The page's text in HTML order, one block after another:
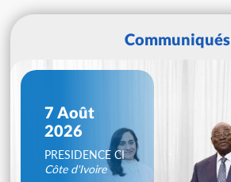
Communiqués
7 Août
2026
PRESIDENCE CI
Côte d'Ivoire